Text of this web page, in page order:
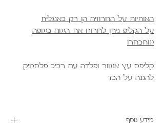
האותיות על החרוזים הן רק באנגלית
על הקליפ ניתן לחרוט את השם בשפה
שתבחרו
קליפס עץ אשור ופלדה עם רכיב פלסטיק
להגנה על הבד.
מידע נוסף